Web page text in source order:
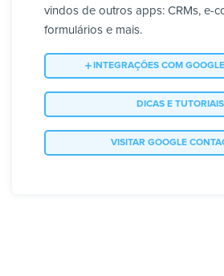
vindos de outros apps: CRMs, e-
formulários e mais.
INTEGRAÇÕES COM
DICAS E TUTORIAIS
VISITAR GOOGLE